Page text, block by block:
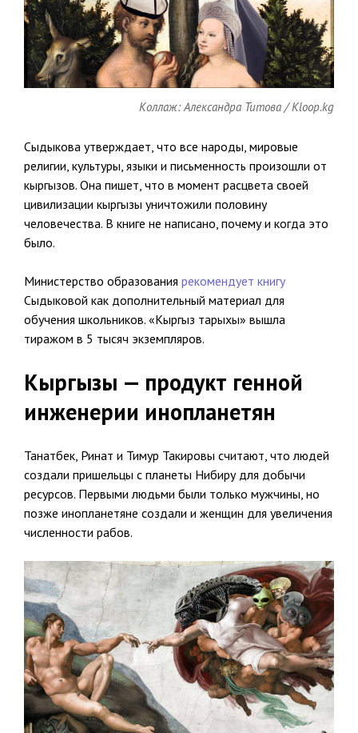
Коллаж: Александра Титова / Kloop.kg
Сыдыкова утверждает, что все народы, мировые
религии, культуры, языки и письменность произошли от
кыргызов. Она пишет, что в момент расцвета своей
цивилизации кыргызы уничтожили половину
человечества. В книге не написано, почему и когда это
было.
Министерство образования рекомендует книгу
Сыдыковой как дополнительный материал для
обучения школьников. «Кыргыз тарыхы» вышла
тиражом в 5 тысяч экземпляров.
Кыргызы — продукт генной
инженерии инопланетян
Танатбек, Ринат и Тимур Такировы считают, что людей
создали пришельцы с планеты Нибиру для добычи
ресурсов. Первыми людьми были только мужчины, но
позже инопланетяне создали и женщин для увеличения
численности рабов.